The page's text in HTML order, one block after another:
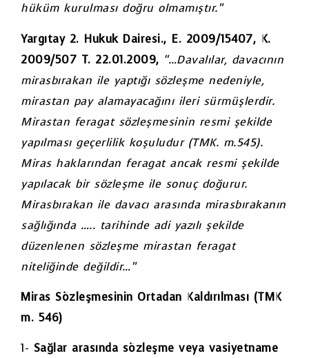
hüküm kurulması doğru olmamıştır.”
Yargıtay 2. Hukuk Dairesi., E. 2009/15407, K.
2009/507 T. 22.01.2009, “…Davalılar, davacının
mirasbırakan ile yaptığı sözleşme nedeniyle,
mirastan pay alamayacağını ileri sürmüşlerdir.
Mirastan feragat sözleşmesinin resmi şekilde
yapılması geçerlilik koşuludur (TMK. m.545).
Miras haklarından feragat ancak resmi şekilde
yapılacak bir sözleşme ile sonuç doğurur.
Mirasbırakan ile davacı arasında mirasbırakanın
sağlığında ….. tarihinde adi yazılı şekilde
düzenlenen sözleşme mirastan feragat
niteliğinde değildir…”
Miras Sözleşmesinin Ortadan Kaldırılması (TMK
m. 546)
1- Sağlar arasında sözleşme veya vasiyetname